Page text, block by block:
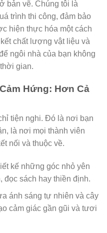
bản vẽ. Chúng tôi là
trình thi công, đảm bảo
hiện thực hóa một cách
chất lượng vật liệu và
ngôi nhà của bạn không
gian.
Hứng: Hơn Cả
tiện nghi. Đó là nơi bạn
là nơi mọi thành viên
nối và thuộc về.
kế những góc nhỏ yên
đọc sách hay thiền định.
ánh sáng tự nhiên và cây
cảm giác gần gũi và tươi